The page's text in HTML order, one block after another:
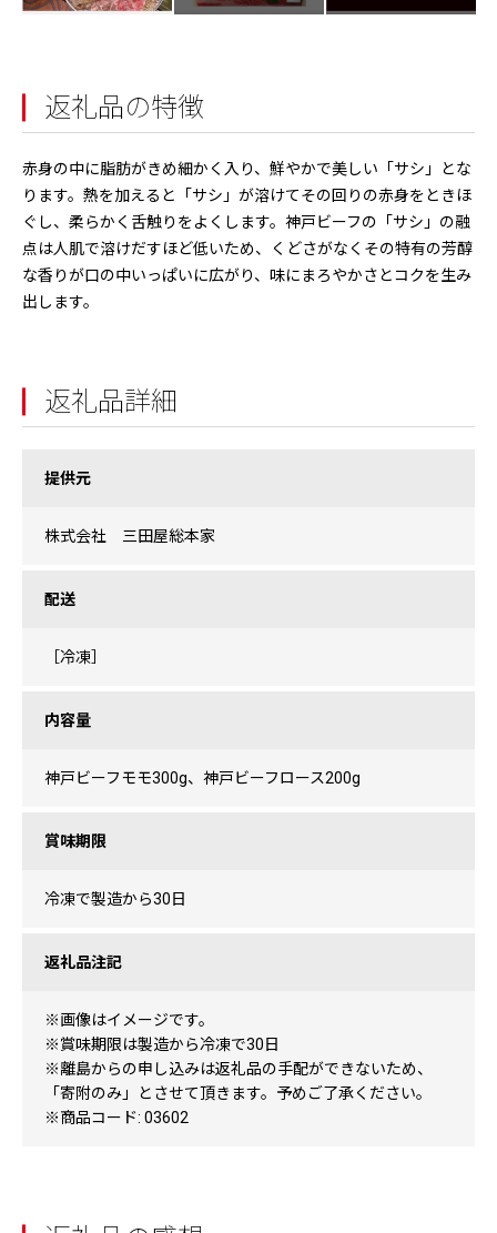
返礼品の特徴
赤身の中に脂肪がきめ細かく入り、鮮やかで美しい「サシ」とな
ります。熱を加えると「サシ」が溶けてその回りの赤身をときほ
ぐし、柔らかく舌触りをよくします。神戸ビーフの「サシ」の融
点は人肌で溶けだすほど低いため、くどさがなくその特有の芳醇
な香りが口の中いっぱいに広がり、味にまろやかさとコクを生み
出します。
返礼品詳細
提供元
株式会社 三田屋総本家
配送
［冷凍］
内容量
神戸ビーフモモ300g、神戸ビーフロース200g
賞味期限
冷凍で製造から30日
返礼品注記
※画像はイメージです。
※賞味期限は製造から冷凍で30日
※離島からの申し込みは返礼品の手配ができないため、
「寄附のみ」とさせて頂きます。予めご了承ください。
※商品コード: 03602